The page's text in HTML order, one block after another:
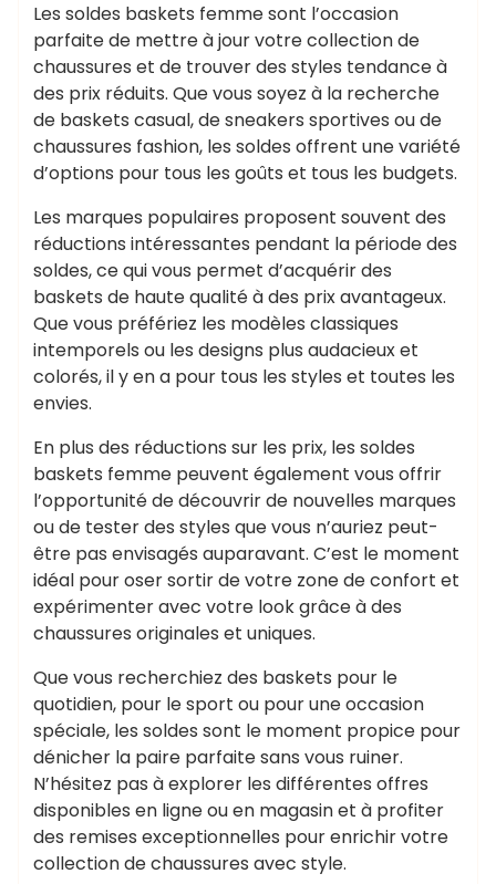
Les soldes baskets femme sont l’occasion
parfaite de mettre à jour votre collection de
chaussures et de trouver des styles tendance à
des prix réduits. Que vous soyez à la recherche
de baskets casual, de sneakers sportives ou de
chaussures fashion, les soldes offrent une variété
d’options pour tous les goûts et tous les budgets.
Les marques populaires proposent souvent des
réductions intéressantes pendant la période des
soldes, ce qui vous permet d’acquérir des
baskets de haute qualité à des prix avantageux.
Que vous préfériez les modèles classiques
intemporels ou les designs plus audacieux et
colorés, il y en a pour tous les styles et toutes les
envies.
En plus des réductions sur les prix, les soldes
baskets femme peuvent également vous offrir
l’opportunité de découvrir de nouvelles marques
ou de tester des styles que vous n’auriez peut-
être pas envisagés auparavant. C’est le moment
idéal pour oser sortir de votre zone de confort et
expérimenter avec votre look grâce à des
chaussures originales et uniques.
Que vous recherchiez des baskets pour le
quotidien, pour le sport ou pour une occasion
spéciale, les soldes sont le moment propice pour
dénicher la paire parfaite sans vous ruiner.
N’hésitez pas à explorer les différentes offres
disponibles en ligne ou en magasin et à profiter
des remises exceptionnelles pour enrichir votre
collection de chaussures avec style.